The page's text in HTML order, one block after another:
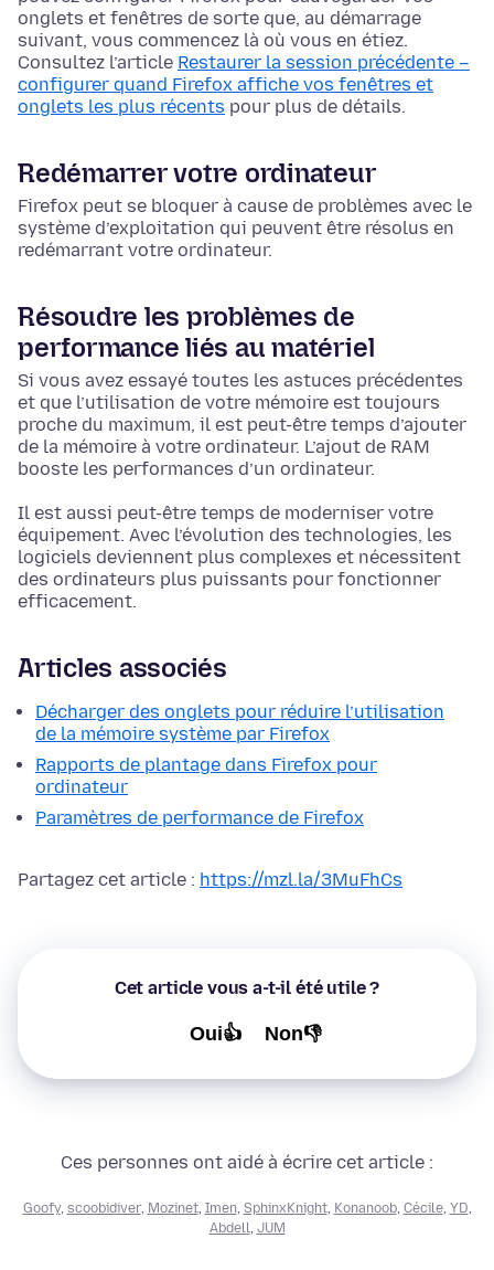
onglets et fenêtres de sorte que, au démarrage
suivant, vous commencez là où vous en étiez.
Consultez l’article Restaurer la session précédente –
configurer quand Firefox affiche vos fenêtres et
onglets les plus récents pour plus de détails.
Redémarrer votre ordinateur
Firefox peut se bloquer à cause de problèmes avec le
système d’exploitation qui peuvent être résolus en
redémarrant votre ordinateur.
Résoudre les problèmes de
performance liés au matériel
Si vous avez essayé toutes les astuces précédentes
et que l’utilisation de votre mémoire est toujours
proche du maximum, il est peut-être temps d’ajouter
de la mémoire à votre ordinateur. L’ajout de RAM
booste les performances d’un ordinateur.
Il est aussi peut-être temps de moderniser votre
équipement. Avec l’évolution des technologies, les
logiciels deviennent plus complexes et nécessitent
des ordinateurs plus puissants pour fonctionner
efficacement.
Articles associés
Décharger des onglets pour réduire l’utilisation
de la mémoire système par Firefox
Rapports de plantage dans Firefox pour
ordinateur
Paramètres de performance de Firefox
Partagez cet article : https://mzl.la/3MuFhCs
Cet article vous a-t-il été utile ?
Oui👍 Non👎
Ces personnes ont aidé à écrire cet article :
Goofy, scoobidiver, Mozinet, Imen, SphinxKnight, Konanoob, Cécile, YD,
Abdell, JUM